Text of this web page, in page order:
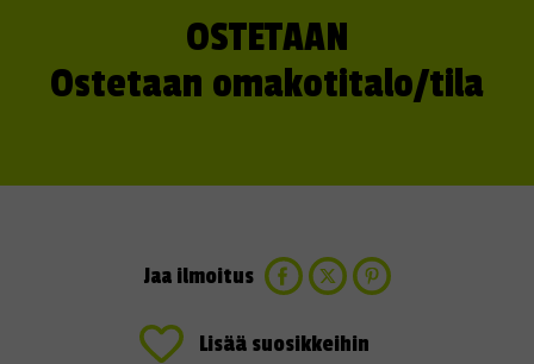
OSTETAAN
Ostetaan omakotitalo/tila
Jaa ilmoitus
Lisää suosikkeihin